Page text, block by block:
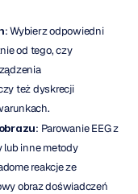
: Wybierz odpowiedni
od tego, czy
też dyskrecji
: Parowanie EEG z
lub inne metody
reakcje ze
obraz doświadczeń